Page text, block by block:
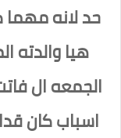
حد لانه
هيا
الجمعه ال
اسباب كان